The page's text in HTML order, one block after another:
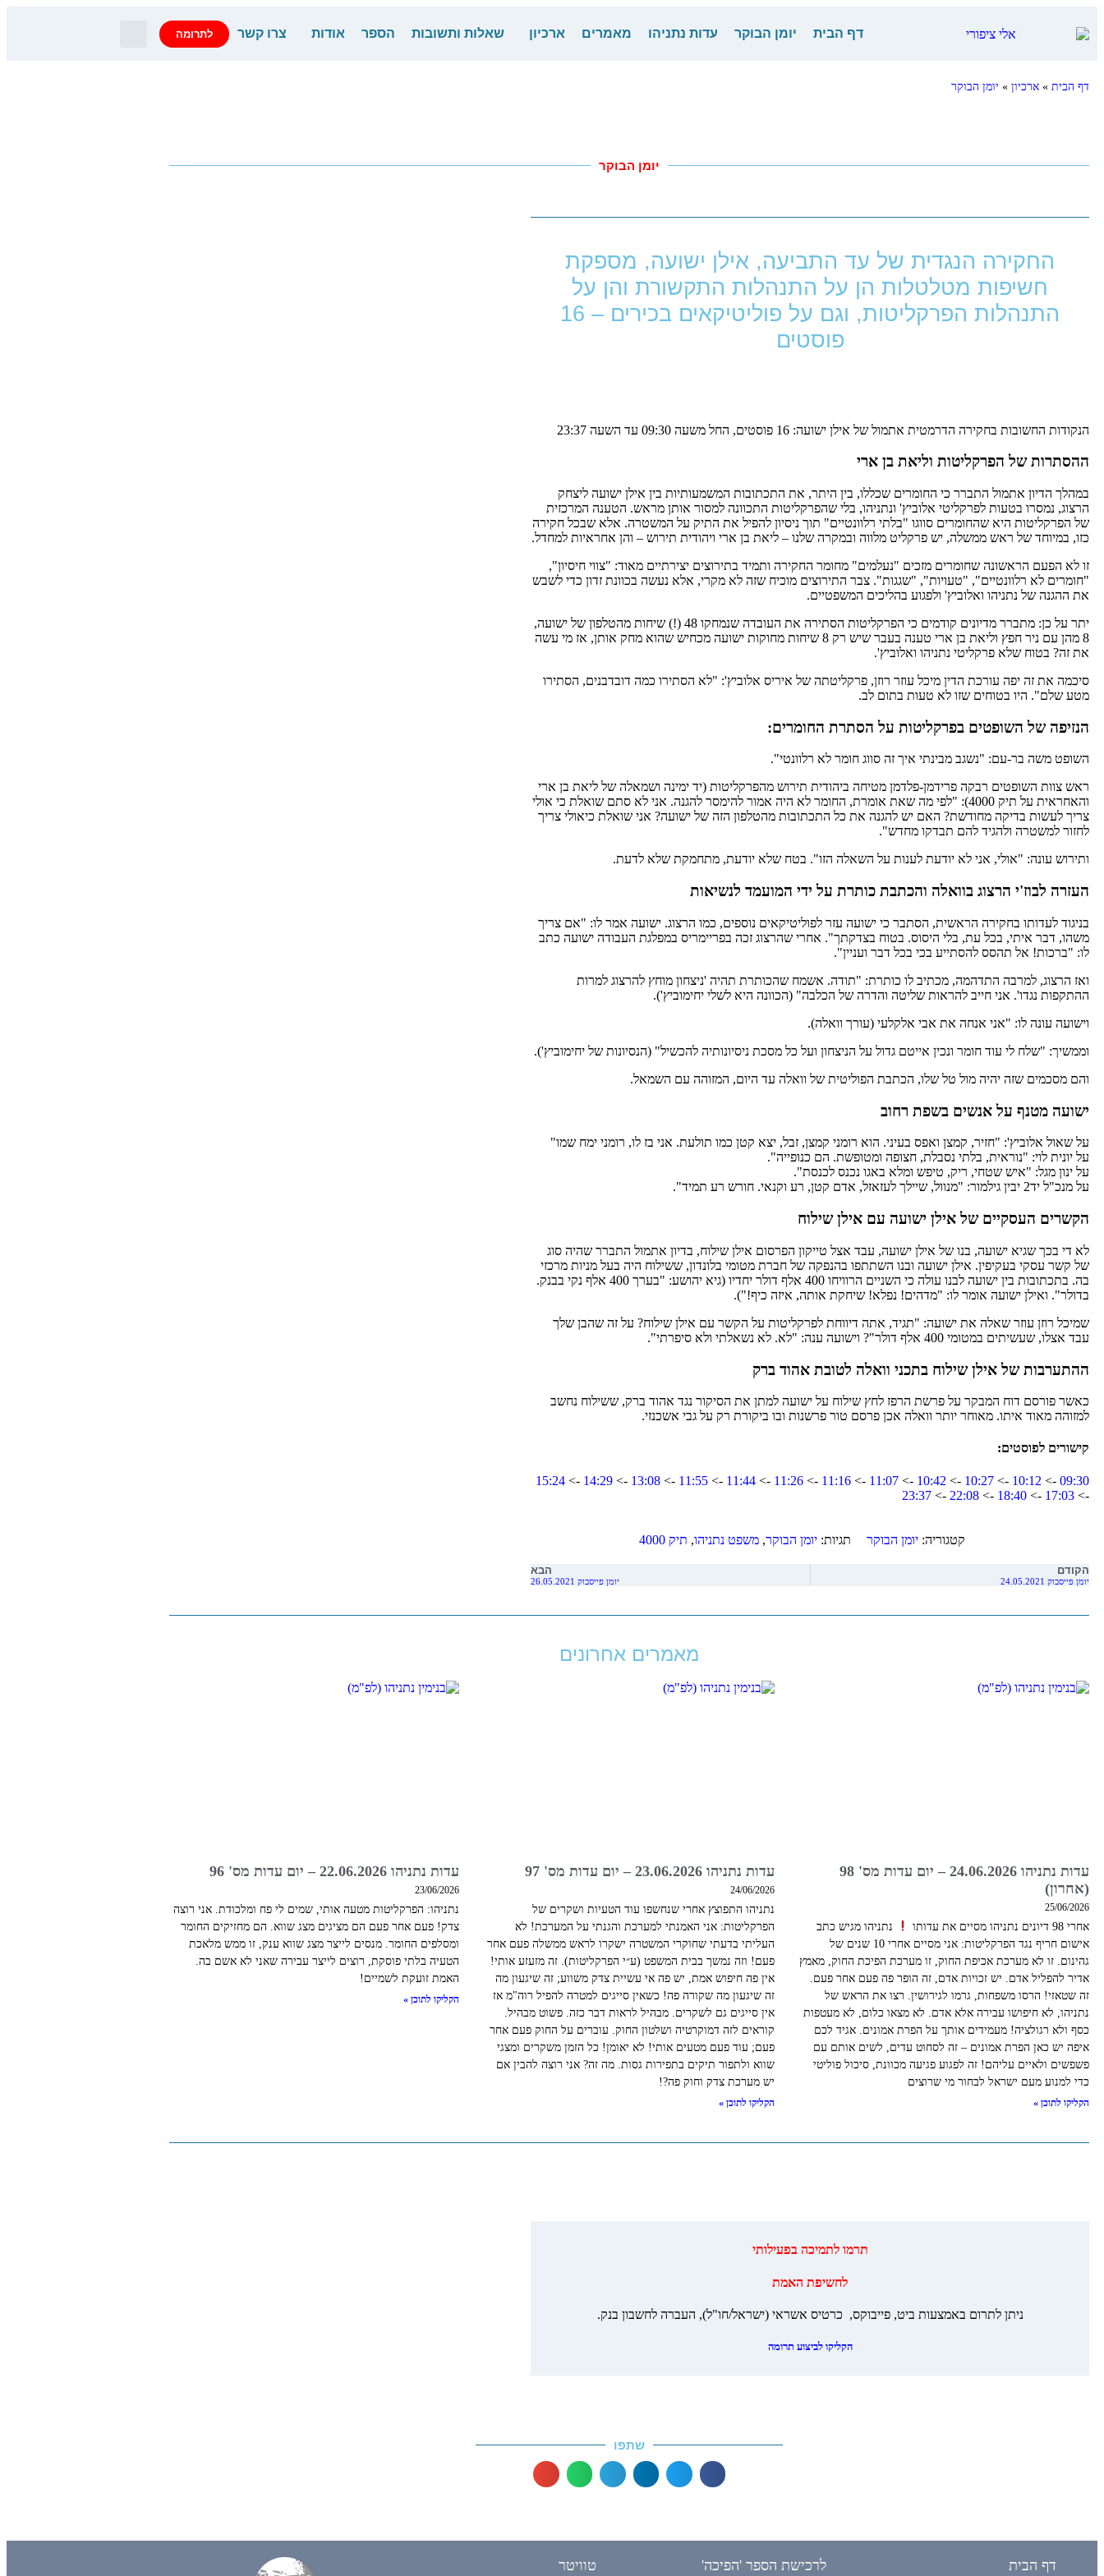
דף הבית יומן הבוקר עדות נתניהו מאמרים ארכיון שאלות ותשובות הספר אודות צרו קשר לתרומה
דף הבית » ארכיון » יומן הבוקר
יומן הבוקר
החקירה הנגדית של עד התביעה, אילן ישועה, מספקת
חשיפות מטלטלות הן על התנהלות התקשורת והן על
התנהלות הפרקליטות, וגם על פוליטיקאים בכירים – 16
פוסטים
הנקודות החשובות בחקירה הדרמטית אתמול של אילן ישועה: 16 פוסטים, החל משעה 09:30 עד השעה 23:37
ההסתרות של הפרקליטות וליאת בן ארי
במהלך הדיון אתמול התברר כי החומרים שכללו, בין היתר, את התכתובות המשמעותיות בין אילן ישועה ליצחק
הרצוג, נמסרו בטעות לפרקליטי אלוביץ' ונתניהו, בלי שהפרקליטות התכוונה למסור אותן מראש. הטענה המרכזית
של הפרקליטות היא שהחומרים סווגו "בלתי רלוונטיים" תוך ניסיון להפיל את התיק על המשטרה. אלא שבכל חקירה
כזו, במיוחד של ראש ממשלה, יש פרקליט מלווה ובמקרה שלנו – ליאת בן ארי ויהודית תירוש – והן אחראיות למחדל.
זו לא הפעם הראשונה שחומרים מזכים "נעלמים" מחומר החקירה ותמיד בתירוצים יצירתיים מאוד: "צווי חיסיון",
"חומרים לא רלוונטיים", "טעויות", "שגגות". צבר התירוצים מוכיח שזה לא מקרי, אלא נעשה בכוונת זדון כדי לשבש
את ההגנה של נתניהו ואלוביץ' ולפגוע בהליכים המשפטיים.
יתר על כן: מתברר מדיונים קודמים כי הפרקליטות הסתירה את העובדה שנמחקו 48 (!) שיחות מהטלפון של ישועה,
8 מהן עם ניר חפץ וליאת בן ארי טענה בעבר שיש רק 8 שיחות מחוקות ישועה מכחיש שהוא מחק אותן, אז מי עשה
את זה? בטוח שלא פרקליטי נתניהו ואלוביץ'.
סיכמה את זה יפה עורכת הדין מיכל עוזר רוזן, פרקליטתה של איריס אלוביץ': "לא הסתירו כמה דובדבנים, הסתירו
מטע שלם". היו בטוחים שזו לא טעות בתום לב.
הנזיפה של השופטים בפרקליטות על הסתרת החומרים:
השופט משה בר-עם: "נשגב מבינתי איך זה סווג חומר לא רלוונטי".
ראש צוות השופטים רבקה פרידמן-פלדמן מטיחה ביהודית תירוש מהפרקליטות (יד ימינה ושמאלה של ליאת בן ארי
והאחראית על תיק 4000): "לפי מה שאת אומרת, החומר לא היה אמור להימסר להגנה. אני לא סתם שואלת כי אולי
צריך לעשות בדיקה מחודשת? האם יש להגנה את כל התכתובות מהטלפון הזה של ישועה? אני שואלת כיאולי צריך
לחזור למשטרה ולהגיד להם תבדקו מחדש".
ותירוש עונה: "אולי, אני לא יודעת לענות על השאלה הזו". בטח שלא יודעת, מתחמקת שלא לדעת.
העזרה לבוז'י הרצוג בוואלה והכתבת כותרת על ידי המועמד לנשיאות
בניגוד לעדותו בחקירה הראשית, הסתבר כי ישועה עזר לפוליטיקאים נוספים, כמו הרצוג. ישועה אמר לו: "אם צריך
משהו, דבר איתי, בכל עת, בלי היסוס. בטוח בצדקתך". אחרי שהרצוג זכה בפריימריס במפלגת העבודה ישועה כתב
לו: "ברכות! אל תהסס להסתייע בכי בכל דבר ועניין".
ואז הרצוג, למרבה התדהמה, מכתיב לו כותרת: "תודה. אשמח שהכותרת תהיה 'ניצחון מוחץ להרצוג למרות
ההתקפות נגדו'. אני חייב להראות שליטה והדרה של הכלבה" (הכוונה היא לשלי יחימוביץ').
וישועה עונה לו: "אני אנחה את אבי אלקלעי (עורך וואלה).
וממשיך: "שלח לי עוד חומר ונכין אייטם גדול על הניצחון ועל כל מסכת ניסיונותיה להכשיל" (הנסיונות של יחימוביץ').
והם מסכמים שזה יהיה מול טל שלו, הכתבת הפוליטית של וואלה עד היום, המזוהה עם השמאל.
ישועה מטנף על אנשים בשפת רחוב
על שאול אלוביץ': "חזיר, קמצן ואפס בעיני. הוא רומני קמצן, זבל, יצא קטן כמו תולעת. אני בז לו, רומני ימח שמו"
על יונית לוי: "נוראית, בלתי נסבלת, חצופה ומטופשת. הם כנופייה".
על ינון מגל: "איש שטחי, ריק, טיפש ומלא באגו נכנס לכנסת".
על מנכ"ל יד2 יבין גילמור: "מנוול, שיילך לעזאזל, אדם קטן, רע וקנאי. חורש רע תמיד".
הקשרים העסקיים של אילן ישועה עם אילן שילוח
לא די בכך שגיא ישועה, בנו של אילן ישועה, עבד אצל טייקון הפרסום אילן שילוח, בדיון אתמול התברר שהיה סוג
של קשר עסקי בעקיפין. אילן ישועה ובנו השתתפו בהנפקה של חברת מטומי בלונדון, ששילוח היה בעל מניות מרכזי
בה. בתכתובות בין ישועה לבנו עולה כי השניים הרוויחו 400 אלף דולר יחדיו (גיא יהושע: "בערך 400 אלף נקי בבנק.
בדולר". ואילן ישועה אומר לו: "מדהים! נפלא! שיחקת אותה, איזה כיף!").
שמיכל רוזן עוזר שאלה את ישועה: "תגיד, אתה דיווחת לפרקליטות על הקשר עם אילן שילוח? על זה שהבן שלך
עבד אצלו, שעשיתים במטומי 400 אלף דולר"? וישועה ענה: "לא. לא נשאלתי ולא סיפרתי".
ההתערבות של אילן שילוח בתכני וואלה לטובת אהוד ברק
כאשר פורסם דוח המבקר על פרשת הרפז לחץ שילוח על ישועה למתן את הסיקור נגד אהוד ברק, ששילוח נחשב
למזוהה מאוד איתו. מאוחר יותר וואלה אכן פרסם טור פרשנות ובו ביקורת רק על גבי אשכנזי.
קישורים לפוסטים:
09:30
->
10:12
->
10:27
->
10:42
->
11:07
->
11:16
->
11:26
->
11:44
->
11:55
->
13:08
->
14:29
->
15:24
->
17:03
->
18:40
->
22:08
->
23:37
קטגוריה: יומן הבוקר תגיות: יומן הבוקר, משפט נתניהו, תיק 4000
הקודם
יומן פייסבוק 24.05.2021
הבא
יומן פייסבוק 26.05.2021
מאמרים אחרונים
עדות נתניהו 24.06.2026 – יום עדות מס' 98
(אחרון)
25/06/2026
אחרי 98 דיונים נתניהו מסיים את עדותו
נתניהו מגיש כתב
אישום חריף נגד הפרקליטות: אני מסיים אחרי 10 שנים של
גהינום. זו לא מערכת אכיפת החוק, זו מערכת הפיכת החוק, מאמץ
אדיר להפליל אדם. יש זכויות אדם, זה הופר פה פעם אחר פעם.
זה שטאזי! הרסו משפחות, גרמו לגירושין. רצו את הראש של
נתניהו, לא חיפושו עבירה אלא אדם. לא מצאו כלום, לא מעטפות
כסף ולא רגולציה! מעמידים אותך על הפרת אמונים. אגיד לכם
איפה יש כאן הפרת אמונים – זה לסחוט עדים, לשים אותם עם
פשפשים ולאיים עליהם! זה לפגוע פגיעה מכוונת, סיכול פוליטי
כדי למנוע מעם ישראל לבחור מי שרוצים
הקליקו לתוכן »
עדות נתניהו 23.06.2026 – יום עדות מס' 97
24/06/2026
נתניהו התפוצץ אחרי שנחשפו עוד הטעיות ושקרים של
הפרקליטות: אני האמנתי למערכת והגנתי על המערכת! לא
העליתי בדעתי שחוקרי המשטרה ישקרו לראש ממשלה פעם אחר
פעם! וזה נמשך בבית המשפט (ע״י הפרקליטות). זה מזעזע אותי!
אין פה חיפוש אמת, יש פה אי עשיית צדק משווע; זה שיגעון מה
זה שיגעון מה שקורה פה! כשאין סייגים למטרה להפיל רוה"מ אז
אין סייגים גם לשקרים. מבהיל לראות דבר כזה. פשוט מבהיל.
קוראים לזה דמוקרטיה ושלטון החוק. עוברים על החוק פעם אחר
פעם; עוד פעם מטעים אותי! לא יאומן! כל הזמן משקרים ומצגי
שווא ולתפור תיקים בתפירות גסות. מה זה? אני רוצה להבין אם
יש מערכת צדק וחוק פה?!
הקליקו לתוכן »
עדות נתניהו 22.06.2026 – יום עדות מס' 96
23/06/2026
נתניהו: הפרקליטות מטעה אותי, שמים לי פח ומלכודת. אני רוצה
צדק! פעם אחר פעם הם מציגים מצג שווא. הם מחזיקים החומר
ומסלפים החומר. מנסים לייצר מצג שווא ענק, זו ממש מלאכת
הטעיה בלתי פוסקת, רוצים לייצר עבירה שאני לא אשם בה.
האמת זועקת לשמיים!
הקליקו לתוכן »
‏תרמו לתמיכה בפעילותי
לחשיפת האמת
ניתן לתרום באמצעות ביט, פייבוקס, כרטיס אשראי (ישראל/חו"ל), העברה לחשבון בנק.
הקליקו לביצוע תרומה
שתפו
דף הבית לרכישת הספר 'הפיכה' טוויטר